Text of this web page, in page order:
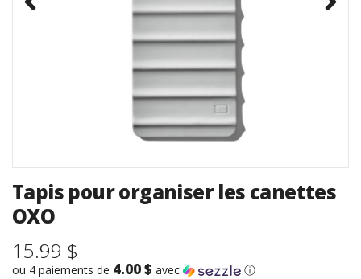
Tapis pour organiser les canettes
OXO
15.99 $
ou 4 paiements de 4.00 $ avec
ⓘ